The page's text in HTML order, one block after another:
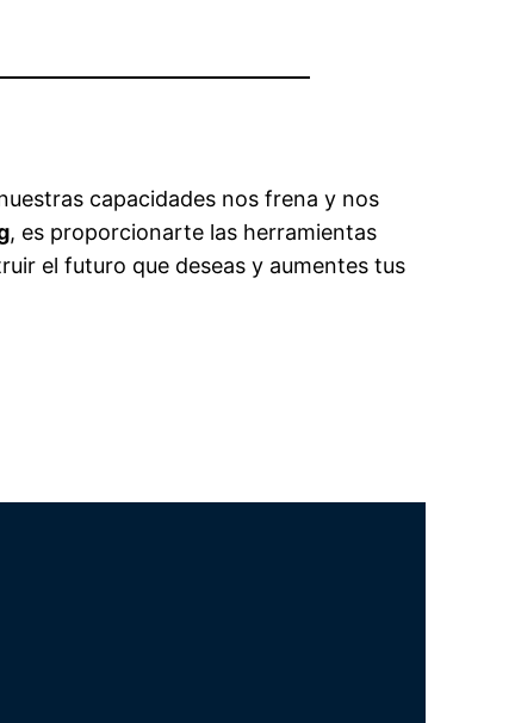
capacidades nos frena y nos
, es proporcionarte las herramientas
el futuro que deseas y aumentes tus